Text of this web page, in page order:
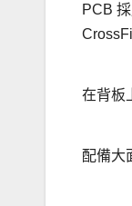
PCB
在背板
配備大